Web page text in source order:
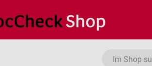
springen